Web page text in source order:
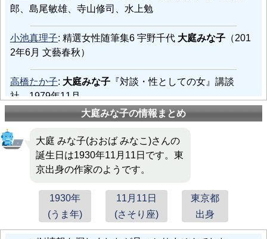
郎、島尾敏雄、寺山修司、水上勉
小池真理子: 精選女性随筆集6 宇野千代 大庭みな子 （201
2年6月 文藝春秋）
高橋たか子: 大庭みな子 『対談・性としての女』講談
社、1979年11月。
須賀敦子: 選考委員は瀬戸内寂聴・田辺聖子・阿川弘
之・
大庭みな子・佐伯彰一。
星新一: 星作品の文庫解説には、SF作家仲間や親友とも
、鶴見俊輔、尾崎秀樹、奥野健男ら大物の名が並
ぶ（奥野などは本来は新潮文庫での太宰治担当解説者で
大庭みな子の情報まとめ
大庭 みな子(おおば みなこ)さんの
誕生日は1930年11月11日です。東
京出身の作家のようです。
1930年
(うま年)
11月11日
(さそり座)
東京都
出身